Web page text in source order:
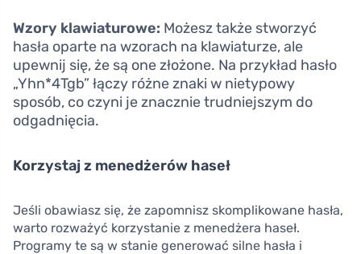
Wzory klawiaturowe: Możesz także stworzyć
hasła oparte na wzorach na klawiaturze, ale
upewnij się, że są one złożone. Na przykład hasło
„Yhn*4Tgb” łączy różne znaki w nietypowy
sposób, co czyni je znacznie trudniejszym do
odgadnięcia.
Korzystaj z menedżerów haseł
Jeśli obawiasz się, że zapomnisz skomplikowane hasła,
warto rozważyć korzystanie z menedżera haseł.
Programy te są w stanie generować silne hasła i